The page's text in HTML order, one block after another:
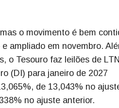
o movimento é bem
ampliado em novembro.
o Tesouro faz leilões de
(DI) para janeiro de 2027
de 13,043% no
no ajuste anterior.